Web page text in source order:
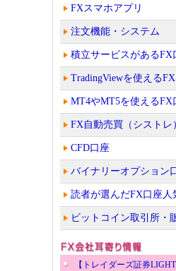
FXスマホアプリ
注文機能・システム
積立サービスがあるFX
TradingViewを使える
MT4やMT5を使えるFX
FX自動売買（シストレ
CFD口座
バイナリーオプション
読者が選んだFX口座人
ビットコイン取引所・
【トレイダーズ証券